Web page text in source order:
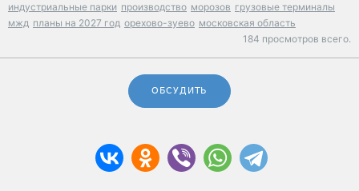
индустриальные парки производство морозов грузовые терминалы
мжд планы на 2027 год орехово-зуево московская область
184 просмотров всего.
ОБСУДИТЬ